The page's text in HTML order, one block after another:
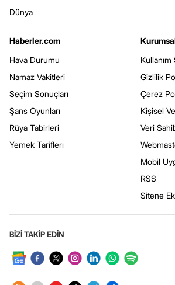
Dünya
Haberler.com
Hava Durumu
Namaz Vakitleri
Seçim Sonuçları
Şans Oyunları
Rüya Tabirleri
Yemek Tarifleri
Kullanım
Gizlilik
Çerez
Kişisel
Veri
Mobil
RSS
Sitene
BİZİ TAKİP EDİN